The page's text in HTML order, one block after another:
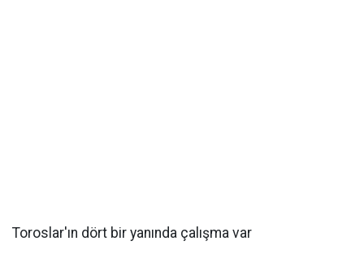
Toroslar'ın dört bir yanında çalışma var